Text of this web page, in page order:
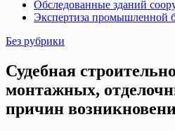
Обследованные зданий
Экспертиза промышленной
Без рубрики
Судебная
монтажных,
причин